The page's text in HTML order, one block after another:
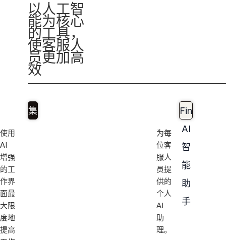
以人工智
能为核心
的工具，
使客服人
员更加高
效
集
Fin
AI
智
能
助
手
使用
AI
增强
的工
作界
面最
大限
度地
提高
为每
位客
服人
员提
供的
个人
AI
助
理。